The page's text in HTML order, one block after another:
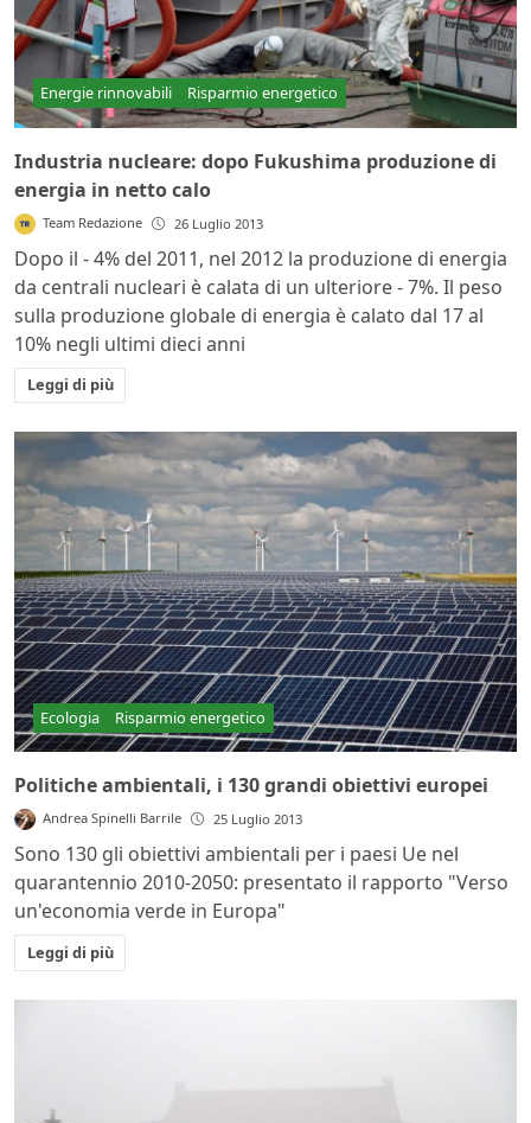
Energie rinnovabili Risparmio energetico
Industria nucleare: dopo Fukushima produzione di
energia in netto calo
Team Redazione 26 Luglio 2013
Dopo il - 4% del 2011, nel 2012 la produzione di energia
da centrali nucleari è calata di un ulteriore - 7%. Il peso
sulla produzione globale di energia è calato dal 17 al
10% negli ultimi dieci anni
Leggi di più
Ecologia Risparmio energetico
Politiche ambientali, i 130 grandi obiettivi europei
Andrea Spinelli Barrile 25 Luglio 2013
Sono 130 gli obiettivi ambientali per i paesi Ue nel
quarantennio 2010-2050: presentato il rapporto "Verso
un'economia verde in Europa"
Leggi di più